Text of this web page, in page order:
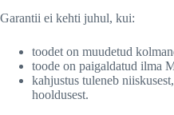
Garantii ei kehti juhul, kui:
toodet on muudetud
toode on paigaldatud ilma
kahjustus tuleneb
hooldusest.